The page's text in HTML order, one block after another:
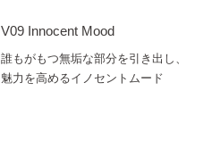
V09 Innocent Mood
誰もがもつ無垢な部分を引き出し、
魅力を高めるイノセントムード